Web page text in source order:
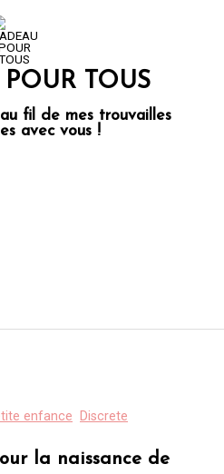
TOUS
au fil de mes trouvailles
avec vous !
enfance Discrete
la naissance de